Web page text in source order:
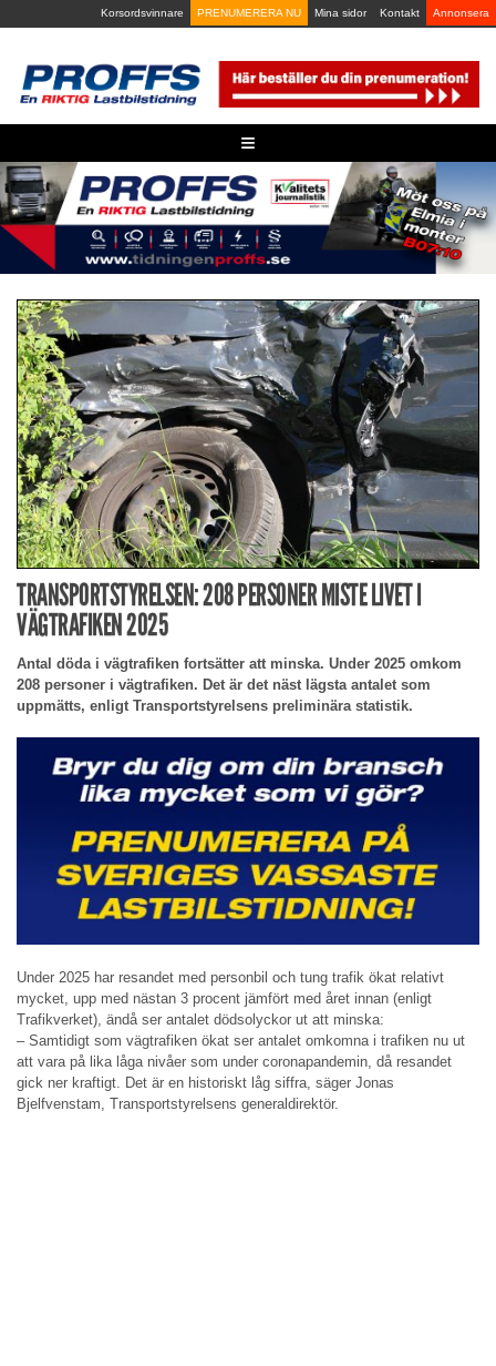
to
Korsordsvinnare PRENUMERERA NU Mina sidor Kontakt Annonsera
≡
TRANSPORTSTYRELSEN: 208 PERSONER MISTE LIVET I
VÄGTRAFIKEN 2025
Antal döda i vägtrafiken fortsätter att minska. Under 2025 omkom
208 personer i vägtrafiken. Det är det näst lägsta antalet som
uppmätts, enligt Transportstyrelsens preliminära statistik.
Under 2025 har resandet med personbil och tung trafik ökat relativt
mycket, upp med nästan 3 procent jämfört med året innan (enligt
Trafikverket), ändå ser antalet dödsolyckor ut att minska:
– Samtidigt som vägtrafiken ökat ser antalet omkomna i trafiken nu ut
att vara på lika låga nivåer som under coronapandemin, då resandet
gick ner kraftigt. Det är en historiskt låg siffra, säger Jonas
Bjelfvenstam, Transportstyrelsens generaldirektör.